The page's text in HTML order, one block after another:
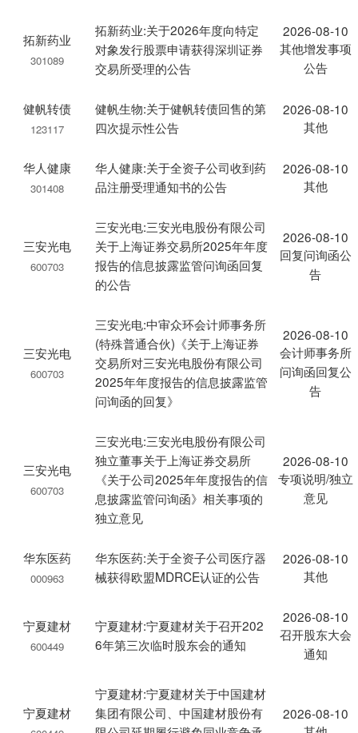
拓新药业
301089
拓新药业:关于2026年度向特定
对象发行股票申请获得深圳证券
交易所受理的公告
2026-08-10
其他增发事项
公告
健帆转债
123117
健帆生物:关于健帆转债回售的第
四次提示性公告
2026-08-10
其他
华人健康
301408
华人健康:关于全资子公司收到药
品注册受理通知书的公告
2026-08-10
其他
三安光电
600703
三安光电:三安光电股份有限公司
关于上海证券交易所2025年年度
报告的信息披露监管问询函回复
的公告
2026-08-10
回复问询函公
告
三安光电
600703
三安光电:中审众环会计师事务所
(特殊普通合伙)《关于上海证券
交易所对三安光电股份有限公司
2025年年度报告的信息披露监管
问询函的回复》
2026-08-10
会计师事务所
问询函回复公
告
三安光电
600703
三安光电:三安光电股份有限公司
独立董事关于上海证券交易所
《关于公司2025年年度报告的信
息披露监管问询函》相关事项的
独立意见
2026-08-10
专项说明/独立
意见
华东医药
000963
华东医药:关于全资子公司医疗器
械获得欧盟MDRCE认证的公告
2026-08-10
其他
宁夏建材
600449
宁夏建材:宁夏建材关于召开202
6年第三次临时股东会的通知
2026-08-10
召开股东大会
通知
宁夏建材
宁夏建材:宁夏建材关于中国建材
集团有限公司、中国建材股份有
2026-08-10